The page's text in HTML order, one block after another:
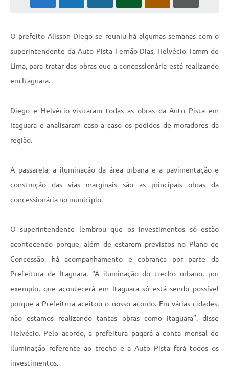
O prefeito Alisson Diego se reuniu há algumas semanas com o
superintendente da Auto Pista Fernão Dias, Helvécio Tamm de
Lima, para tratar das obras que a concessionária está realizando
em Itaguara.
Diego e Helvécio visitaram todas as obras da Auto Pista em
Itaguara e analisaram caso a caso os pedidos de moradores da
região.
A passarela, a iluminação da área urbana e a pavimentação e
construção das vias marginais são as principais obras da
concessionária no município.
O superintendente lembrou que os investimentos só estão
acontecendo porque, além de estarem previstos no Plano de
Concessão, há acompanhamento e cobrança por parte da
Prefeitura de Itaguara. “A iluminação do trecho urbano, por
exemplo, que acontecerá em Itaguara só está sendo possível
porque a Prefeitura aceitou o nosso acordo. Em várias cidades,
não estamos realizando tantas obras como Itaguara”, disse
Helvécio. Pelo acordo, a prefeitura pagará a conta mensal de
iluminação referente ao trecho e a Auto Pista fará todos os
investimentos.